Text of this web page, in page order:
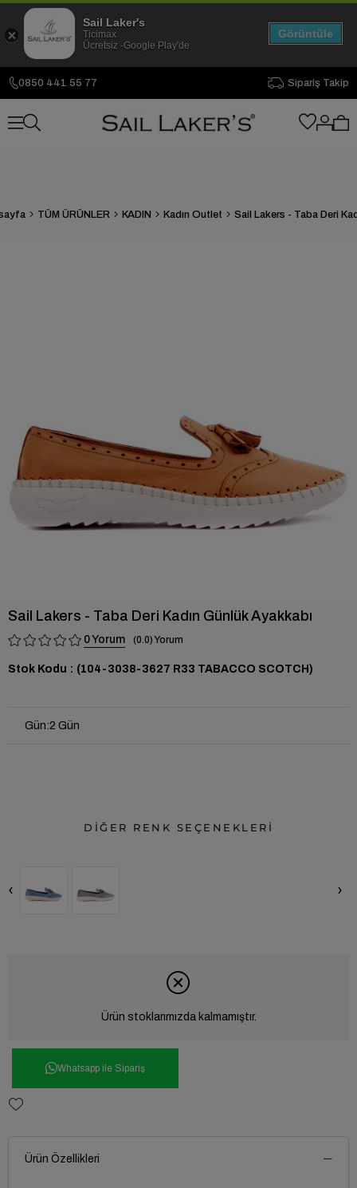
0850 441 55 77 Sipariş Takip
TÜM ÜRÜNLER KADIN Kadın Outlet
Sail Lakers - Taba Deri Kadın Günlük Ayakkabı
0 0.0
Stok Kodu (104-3038-3627 R33 TABACCO SCOTCH)
Gün:2 Gün
DİĞER RENK SEÇENEKLERİ
‹ ›
Ürün stoklarımızda kalmamıştır.
Whatsapp ile Sipariş
Ürün Özellikleri
Sail Laker's
Ticimax
Ücretsiz -Google Play'de
Görüntüle